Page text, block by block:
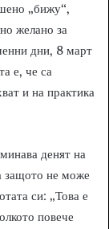
„бижу“,
желано за
дни, 8 март
е, че са
и на практика
денят на
защото не може
си: „Това е
повече